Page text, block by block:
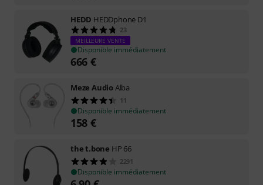
HEDD HEDDphone D1
23
MEILLEURE VENTE
Disponible immédiatement
666 €
Meze AudioAlba
11
Disponible immédiatement
158 €
the t.bone HP 66
2291
Disponible immédiatement